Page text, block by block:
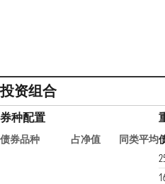
投资组合
券种配置
债券品种 占净值 同类平均